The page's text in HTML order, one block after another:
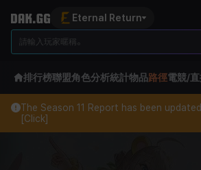
Eternal Return
排行榜聯盟角色分析統計物品路徑電競/
The Season 11 Report has been
[Click]